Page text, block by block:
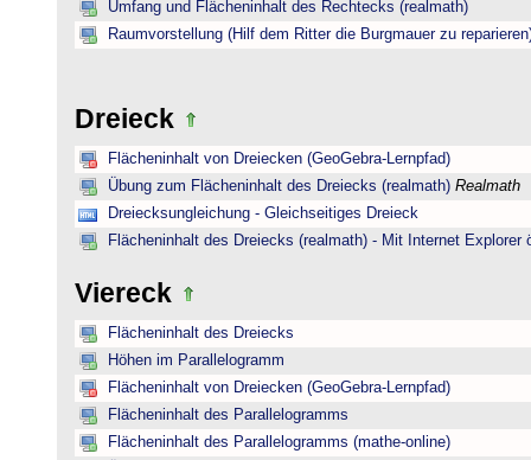
Umfang und Flächeninhalt des Rechtecks (realmath)
Raumvorstellung (Hilf dem Ritter die Burgmauer zu
Dreieck
Flächeninhalt von Dreiecken (GeoGebra-Lernpfad)
Übung zum Flächeninhalt des Dreiecks (realmath) Realmath
Dreiecksungleichung - Gleichseitiges Dreieck
Flächeninhalt des Dreiecks (realmath) - Mit Internet Explorer
Viereck
Flächeninhalt des Dreiecks
Höhen im Parallelogramm
Flächeninhalt von Dreiecken (GeoGebra-Lernpfad)
Flächeninhalt des Parallelogramms
Flächeninhalt des Parallelogramms (mathe-online)